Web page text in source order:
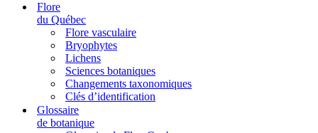
Flore
du Québec
Flore vasculaire
Bryophytes
Lichens
Sciences botaniques
Changements taxonomiques
Clés d’identification
Glossaire
de botanique